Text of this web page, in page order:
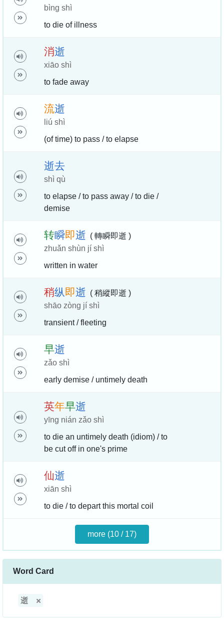
bìng shì
to die of illness
消逝
xiāo shì
to fade away
流逝
liú shì
(of time) to pass / to elapse
逝去
shì qù
to elapse / to pass away / to die /
demise
转瞬即逝 ( 轉瞬即逝 )
zhuǎn shùn jí shì
written in water
稍纵即逝 ( 稍縱即逝 )
shāo zòng jí shì
transient / fleeting
早逝
zǎo shì
early demise / untimely death
英年早逝
yīng nián zǎo shì
to die an untimely death (idiom) / to
be cut off in one's prime
仙逝
xiān shì
to die / to depart this mortal coil
more (10 / 17)
Word Card
逝